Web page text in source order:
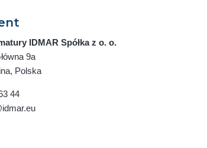
IDMAR Spółka z o. o.
9a
Polska
44